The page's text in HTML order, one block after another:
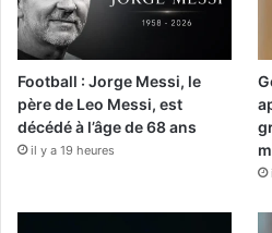
Football : Jorge Messi, le
père de Leo Messi, est
décédé à l’âge de 68 ans
il y a 19 heures